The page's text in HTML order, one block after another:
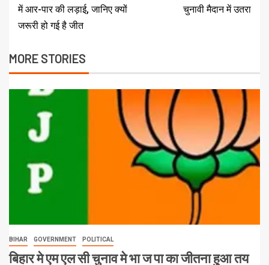
में आर-पार की लड़ाई, जानिए क्यों
जरूरी हो गई है जीत
चुनावी मैदान में उतरा
MORE STORIES
BIHAR GOVERNMENT POLITICAL
बिहार मे एम एल सी चुनाव मे भा ज पा का जीतना हुआ तय